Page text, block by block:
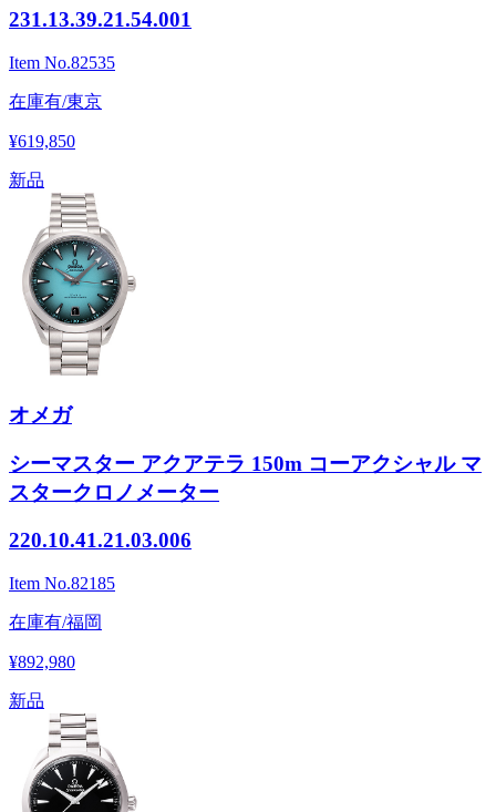
231.13.39.21.54.001
Item No.82535
在庫有/東京
¥619,850
新品
オメガ
シーマスター アクアテラ 150m コーアクシャル マ
スタークロノメーター
220.10.41.21.03.006
Item No.82185
在庫有/福岡
¥892,980
新品